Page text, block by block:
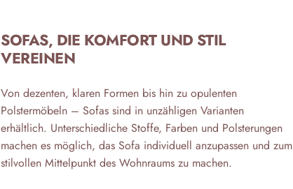
SOFAS, DIE KOMFORT UND STIL
VEREINEN
Von dezenten, klaren Formen bis hin zu opulenten
Polstermöbeln – Sofas sind in unzähligen Varianten
erhältlich. Unterschiedliche Stoffe, Farben und Polsterungen
machen es möglich, das Sofa individuell anzupassen und zum
stilvollen Mittelpunkt des Wohnraums zu machen.